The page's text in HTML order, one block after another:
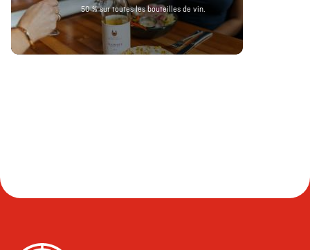
50 % sur toutes les bouteilles de vin.